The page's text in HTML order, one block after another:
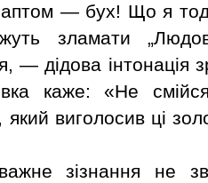
— бух! Що я
зламати
— дідова інтонація
каже: «Не
виголосив ці
зізнання не